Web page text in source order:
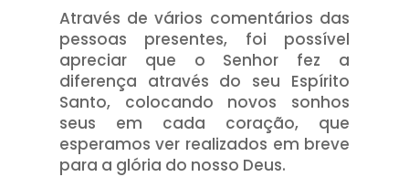
Através de vários comentários das
pessoas presentes, foi possível
apreciar que o Senhor fez a
diferença através do seu Espírito
Santo, colocando novos sonhos
seus em cada coração, que
esperamos ver realizados em breve
para a glória do nosso Deus.